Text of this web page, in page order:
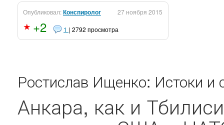
Опубликовал:Конспиролог 27 ноября 2015
+2 1 | 2792 просмотра
Ростислав Ищенко: Истоки и
Анкара, как и